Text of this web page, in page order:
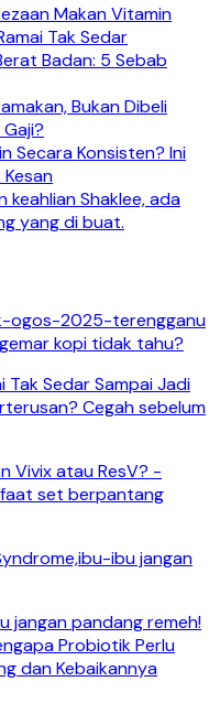
Makan Vitamin
Tak Sedar
Badan: 5 Sebab
Bukan Dibeli
Secara Konsisten? Ini
keahlian Shaklee, ada
yang di buat.
ogos-2025-terengganu
kopi tidak tahu?
Tak Sedar Sampai Jadi
Cegah sebelum
Vivix atau ResV? -
set berpantang
ibu jangan
jangan pandang remeh!
Probiotik Perlu
dan Kebaikannya